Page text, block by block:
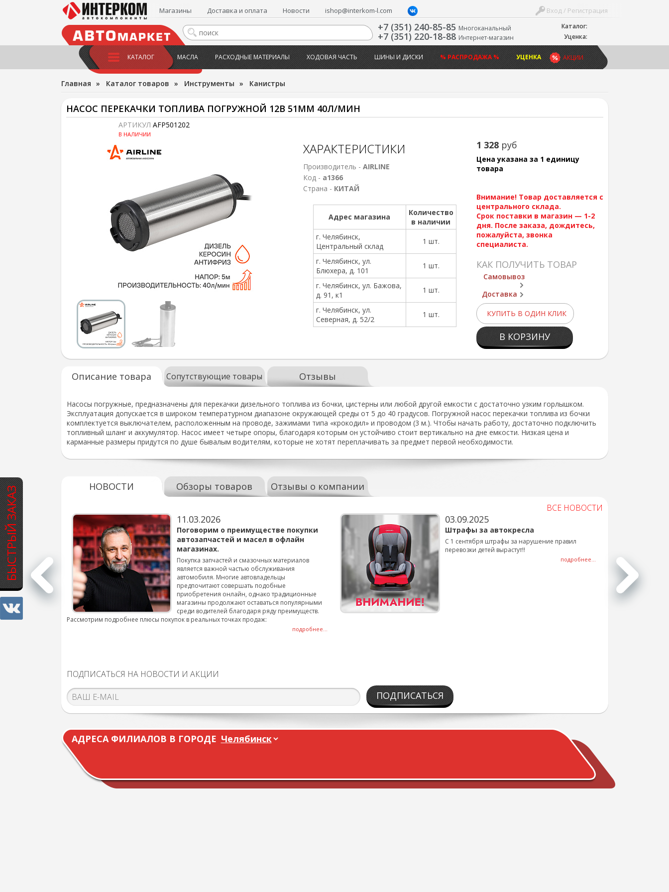
БЫСТРЫЙ ЗАКАЗ
Каталог:
Уценка:
Вход / Регистрация
Магазины Доставка и оплата Новости ishop@interkom-l.com
+7 (351) 240-85-85 Многоканальный
+7 (351) 220-18-88 Интернет-магазин
АКЦИИ
КАТАЛОГ МАСЛА РАСХОДНЫЕ МАТЕРИАЛЫ ХОДОВАЯ ЧАСТЬ ШИНЫ И ДИСКИ % РАСПРОДАЖА % УЦЕНКА
Главная » Каталог товаров » Инструменты » Канистры
НАСОС ПЕРЕКАЧКИ ТОПЛИВА ПОГРУЖНОЙ 12В 51ММ 40Л/МИН
АРТИКУЛ AFP501202
В НАЛИЧИИ
1 328 руб
Цена указана за 1 единицу
товара
Внимание! Товар доставляется с
центрального склада.
Срок поставки в магазин — 1-2
дня. После заказа, дождитесь,
пожалуйста, звонка
специалиста.
КАК ПОЛУЧИТЬ ТОВАР
Самовывоз
Доставка
КУПИТЬ В ОДИН КЛИК
В КОРЗИНУ
ХАРАКТЕРИСТИКИ
Производитель - AIRLINE
Код - а1366
Страна - КИТАЙ
Адрес магазина
Количество
в наличии
г. Челябинск,
Центральный склад
1 шт.
г. Челябинск, ул.
Блюхера, д. 101
1 шт.
г. Челябинск, ул. Бажова,
д. 91, к1
1 шт.
г. Челябинск, ул.
Северная, д. 52/2
1 шт.
Описание товара Сопутствующие товары Отзывы
Насосы погружные, предназначены для перекачки дизельного топлива из бочки, цистерны или любой другой емкости с достаточно узким горлышком.
Эксплуатация допускается в широком температурном диапазоне окружающей среды от 5 до 40 градусов. Погружной насос перекачки топлива из бочки
комплектуется выключателем, расположенным на проводе, зажимами типа «крокодил» и проводом (3 м.). Чтобы начать работу, достаточно подключить
топливный шланг и аккумулятор. Насос имеет четыре опоры, благодаря которым он устойчиво стоит вертикально на дне емкости. Низкая цена и
карманные размеры придутся по душе бывалым водителям, которые не хотят переплачивать за предмет первой необходимости.
НОВОСТИ Обзоры товаров Отзывы о компании
ВСЕ НОВОСТИ
для
смены шин на
подробнее...
11.03.2026
Поговорим о преимуществе покупки
автозапчастей и масел в офлайн
магазинах.
Покупка запчастей и смазочных материалов
является важной частью обслуживания
автомобиля. Многие автовладельцы
предпочитают совершать подобные
приобретения онлайн, однако традиционные
магазины продолжают оставаться популярными
среди водителей благодаря ряду преимуществ.
Рассмотрим подробнее плюсы покупок в реальных точках продаж:
подробнее...
03.09.2025
Штрафы за автокресла
С 1 сентября штрафы за нарушение правил
перевозки детей вырастут!!
подробнее...
ПОДПИСАТЬСЯ НА НОВОСТИ И АКЦИИ
ПОДПИСАТЬСЯ
АДРЕСА ФИЛИАЛОВ В ГОРОДЕ